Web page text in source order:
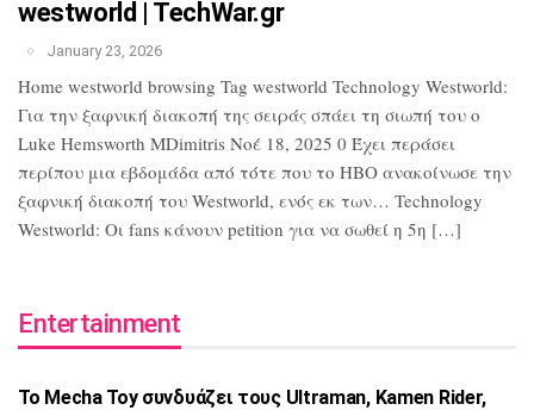
westworld | TechWar.gr
January 23, 2026
Home westworld browsing Tag westworld Technology Westworld:
Για την ξαφνική διακοπή της σειράς σπάει τη σιωπή του ο
Luke Hemsworth MDimitris Νοέ 18, 2025 0 Έχει περάσει
περίπου μια εβδομάδα από τότε που το HBO ανακοίνωσε την
ξαφνική διακοπή του Westworld, ενός εκ των… Technology
Westworld: Οι fans κάνουν petition για να σωθεί η 5η […]
Entertainment
Το Mecha Toy συνδυάζει τους Ultraman,Kamen Rider,